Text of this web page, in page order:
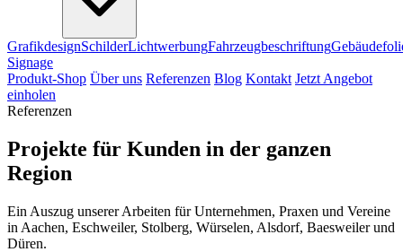
GrafikdesignSchilderLichtwerbungFahrzeugbeschriftung
Signage
Produkt-Shop Über uns Referenzen Blog Kontakt Jetzt Angebot
einholen
Referenzen
Projekte für Kunden in der ganzen
Region
Ein Auszug unserer Arbeiten für Unternehmen, Praxen und Vereine
in Aachen, Eschweiler, Stolberg, Würselen, Alsdorf, Baesweiler und
Düren.